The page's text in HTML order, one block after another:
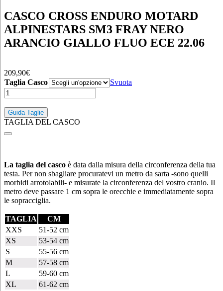
CASCO CROSS ENDURO MOTARD
ALPINESTARS SM3 FRAY NERO
ARANCIO GIALLO FLUO ECE 22.06
209,90€
Taglia Casco
Svuota
CASCO
CROSS
ENDURO
MOTARD
ALPINESTARS
SM3
ARANCIO
GIALLO
FLUO
ECE
22.06
Guida Taglie
TAGLIA DEL CASCO
La taglia del casco è data dalla misura della circonferenza della tua
testa. Per non sbagliare procuratevi un metro da sarta -sono quelli
morbidi arrotolabili- e misurate la circonferenza del vostro cranio. Il
metro deve passare 1 cm sopra le orecchie e immediatamente sopra
le sopracciglia.
TAGLIA
CM
XXS
51-52 cm
XS
53-54 cm
S
55-56 cm
M
57-58 cm
L
59-60 cm
XL
61-62 cm